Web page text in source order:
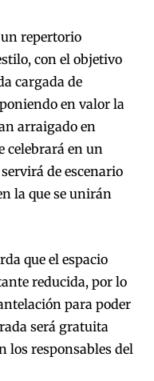
repertorio
con el objetivo
cargada de
en valor la
arraigado en
celebrará en un
de escenario
la que se unirán
que el espacio
reducida, por lo
para poder
será gratuita
los responsables del